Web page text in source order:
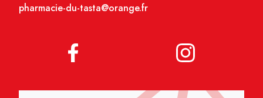
pharmacie-du-tasta@orange.fr